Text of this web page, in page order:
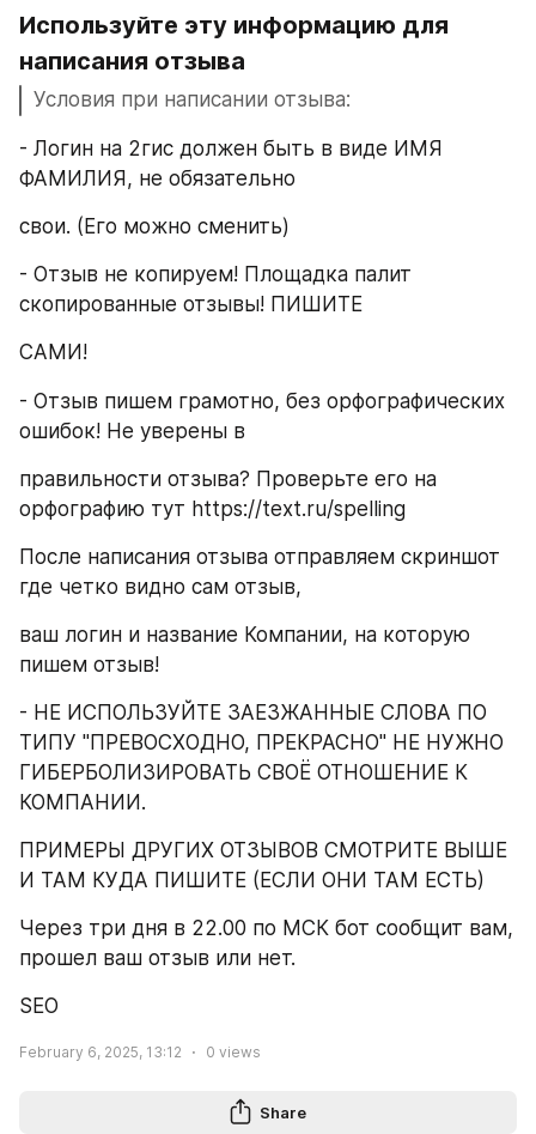
Используйте эту информацию для
написания отзыва
Условия при написании отзыва:
- Логин на 2гис должен быть в виде ИМЯ
ФАМИЛИЯ, не обязательно
свои. (Его можно сменить)
- Отзыв не копируем! Площадка палит
скопированные отзывы! ПИШИТЕ
САМИ!
- Отзыв пишем грамотно, без орфографических
ошибок! Не уверены в
правильности отзыва? Проверьте его на
орфографию тут https://text.ru/spelling
После написания отзыва отправляем скриншот
где четко видно сам отзыв,
ваш логин и название Компании, на которую
пишем отзыв!
- НЕ ИСПОЛЬЗУЙТЕ ЗАЕЗЖАННЫЕ СЛОВА ПО
ТИПУ "ПРЕВОСХОДНО, ПРЕКРАСНО" НЕ НУЖНО
ГИБЕРБОЛИЗИРОВАТЬ СВОЁ ОТНОШЕНИЕ К
КОМПАНИИ.
ПРИМЕРЫ ДРУГИХ ОТЗЫВОВ СМОТРИТЕ ВЫШЕ
И ТАМ КУДА ПИШИТЕ (ЕСЛИ ОНИ ТАМ ЕСТЬ)
Через три дня в 22.00 по МСК бот сообщит вам,
прошел ваш отзыв или нет.
SEO
February 6, 2025, 13:12 0 views
Share